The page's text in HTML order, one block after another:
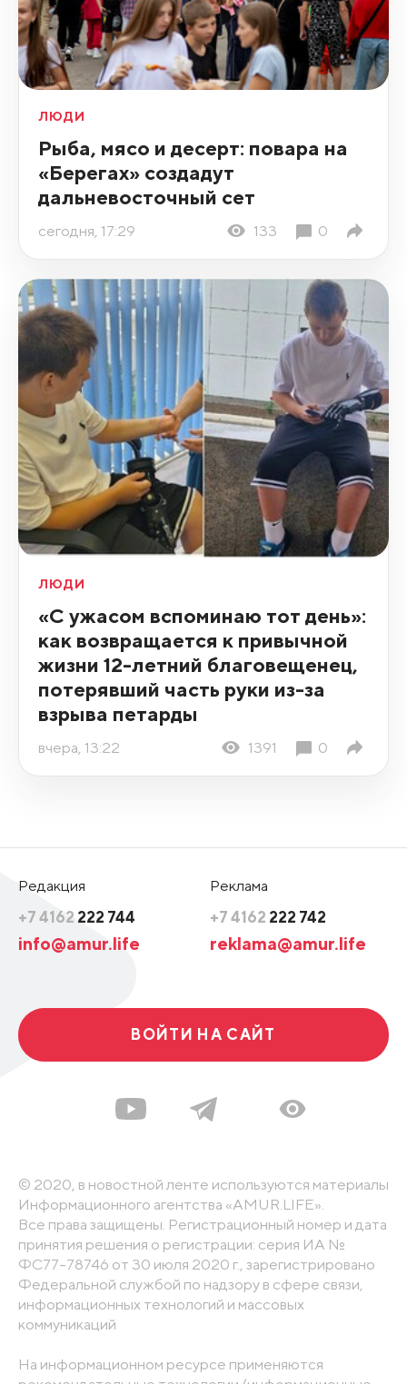
ЛЮДИ
Рыба, мясо и десерт: повара на
«Берегах» создадут
дальневосточный сет
сегодня, 17:29 133 0
ЛЮДИ
«С ужасом вспоминаю тот день»:
как возвращается к привычной
жизни 12-летний благовещенец,
потерявший часть руки из-за
взрыва петарды
вчера, 13:22 1391 0
Редакция
+7 4162 222 744
info@amur.life
Реклама
+7 4162 222 742
reklama@amur.life
ВОЙТИ НА САЙТ
© 2020, в новостной ленте используются материалы
Информационного агентства «AMUR.LIFE».
Все права защищены. Регистрационный номер и дата
принятия решения о регистрации: серия ИА №
ФС77-78746 от 30 июля 2020 г., зарегистрировано
Федеральной службой по надзору в сфере связи,
информационных технологий и массовых
коммуникаций
На информационном ресурсе применяются